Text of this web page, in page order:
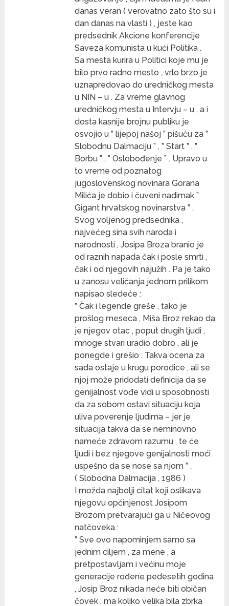
danas veran ( verovatno zato što su i
dan danas na vlasti ) , jeste kao
predsednik Akcione konferencije
Saveza komunista u kući Politika .
Sa mesta kurira u Politici koje mu je
bilo prvo radno mesto , vrlo brzo je
uznapredovao do uredničkog mesta
u NIN – u . Za vreme glavnog
uredničkog mesta u Intervju – u , a i
dosta kasnije brojnu publiku je
osvojio u ” lijepoj našoj ” pišuću za ”
Slobodnu Dalmaciju ” , ” Start ” , ”
Borbu ” , ” Oslobođenje ” . Upravo u
to vreme od poznatog
jugoslovenskog novinara Gorana
Milića je dobio i čuveni nadimak ”
Gigant hrvatskog novinarstva ” .
Svog voljenog predsednika ,
najvećeg sina svih naroda i
narodnosti , Josipa Broza branio je
od raznih napada čak i posle smrti ,
čak i od njegovih najužih . Pa je tako
u zanosu veličanja jednom prilikom
napisao sledeće :
” Čak i legende greše , tako je
prošlog meseca , Miša Broz rekao da
je njegov otac , poput drugih ljudi ,
mnoge stvari uradio dobro , ali je
ponegde i grešio . Takva ocena za
sada ostaje u krugu porodice , ali se
njoj može pridodati definicija da se
genijalnost vođe vidi u sposobnosti
da za sobom ostavi situaciju koja
uliva poverenje ljudima – jer je
situacija takva da se neminovno
nameće zdravom razumu , te će
ljudi i bez njegove genijalnosti moći
uspešno da se nose sa njom ” .
( Slobodna Dalmacija , 1986 )
I možda najbolji citat koji oslikava
njegovu opčinjenost Josipom
Brozom pretvarajući ga u Ničeovog
natčoveka :
” Sve ovo napominjem samo sa
jednim ciljem , za mene , a
pretpostavljam i većinu moje
generacije rođene pedesetih godina
, Josip Broz nikada neće biti običan
čovek , ma koliko velika bila zbrka